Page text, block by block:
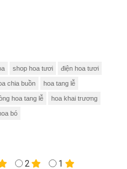
shop hoa tươi điện hoa tươi
chia buồn hoa tang lễ
hoa tang lễ hoa khai trương
bó
2 1